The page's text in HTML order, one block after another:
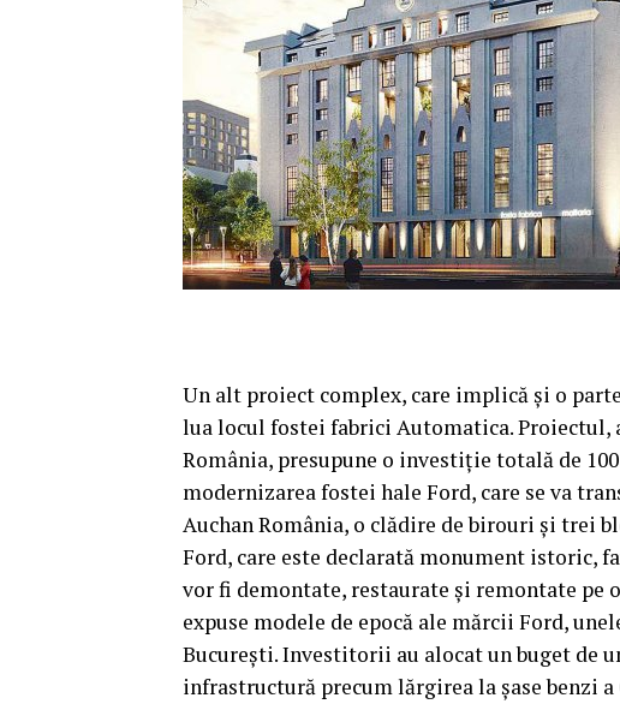
Un alt proiect complex, care implică şi o
lua locul fostei fabrici Automatica. Proiectul,
România, presupune o investiţie totală de
modernizarea fostei hale Ford, care se va
Auchan România, o clădire de birouri şi trei
Ford, care este declarată monument istoric,
vor fi demontate, restaurate şi remontate pe
expuse modele de epocă ale mărcii Ford,
Bucureşti. Investitorii au alocat un buget de
infrastructură precum lărgirea la şase benzi